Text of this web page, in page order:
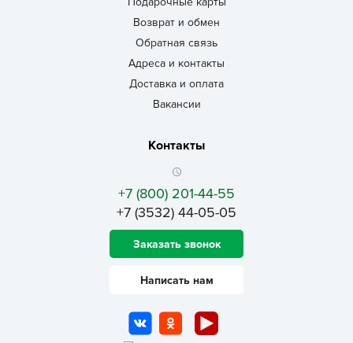
Возврат и обмен
Обратная связь
Адреса и контакты
Доставка и оплата
Вакансии
Контакты
+7 (800) 201-44-55
+7 (3532) 44-05-05
Заказать звонок
Написать нам